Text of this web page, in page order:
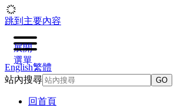
跳到主要內容
展開
選單
English繁體
站內搜尋
GO
回首頁